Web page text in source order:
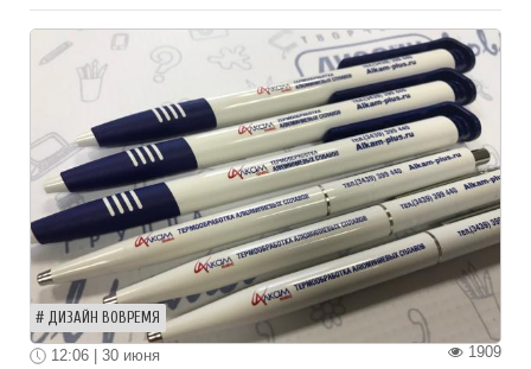
ДИЗАЙН ВОВРЕМЯ
1909
12:06 | 30 июня